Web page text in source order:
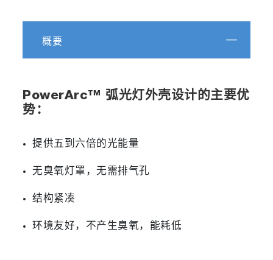
概要
PowerArc™ 弧光灯外壳设计的主要优
势：
提供五到六倍的光能量
无臭氧灯罩，无需排气孔
结构紧凑
环境友好，不产生臭氧，能耗低